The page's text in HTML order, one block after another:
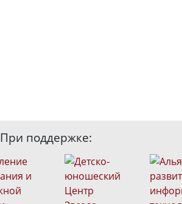
При поддержке: